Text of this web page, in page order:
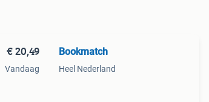
€ 20,49
Vandaag
Bookmatch
Heel Nederland